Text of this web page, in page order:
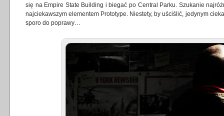
się na Empire State Building i biegać po Central Parku. Szukanie
najciekawszym elementem Prototype. Niestety, by uściślić, jedynym
sporo do poprawy…